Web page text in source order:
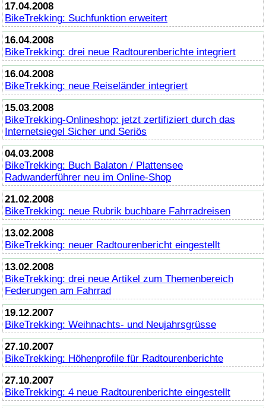
17.04.2008
BikeTrekking: Suchfunktion erweitert
16.04.2008
BikeTrekking: drei neue Radtourenberichte integriert
16.04.2008
BikeTrekking: neue Reiseländer integriert
15.03.2008
BikeTrekking-Onlineshop: jetzt zertifiziert durch das
Internetsiegel Sicher und Seriös
04.03.2008
BikeTrekking: Buch Balaton / Plattensee
Radwanderführer neu im Online-Shop
21.02.2008
BikeTrekking: neue Rubrik buchbare Fahrradreisen
13.02.2008
BikeTrekking: neuer Radtourenbericht eingestellt
13.02.2008
BikeTrekking: drei neue Artikel zum Themenbereich
Federungen am Fahrrad
19.12.2007
BikeTrekking: Weihnachts- und Neujahrsgrüsse
27.10.2007
BikeTrekking: Höhenprofile für Radtourenberichte
27.10.2007
BikeTrekking: 4 neue Radtourenberichte eingestellt